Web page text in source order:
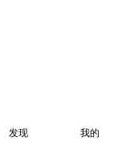
发现 我的